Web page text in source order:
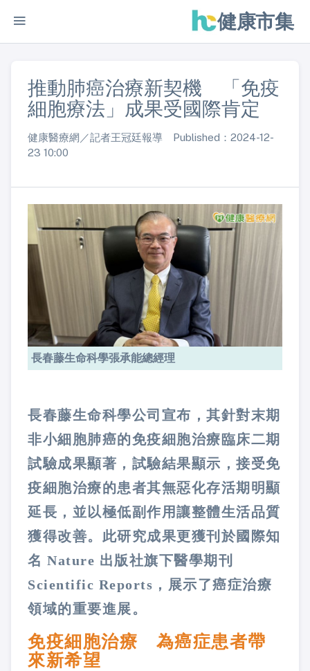
健康市集
推動肺癌治療新契機 「免疫
細胞療法」成果受國際肯定
健康醫療網／記者王冠廷報導 Published：2024-12-
23 10:00
長春藤生命科學張承能總經理
長春藤生命科學公司宣布，其針對末期
非小細胞肺癌的免疫細胞治療臨床二期
試驗成果顯著，試驗結果顯示，接受免
疫細胞治療的患者其無惡化存活期明顯
延長，並以極低副作用讓整體生活品質
獲得改善。此研究成果更獲刊於國際知
名 Nature 出版社旗下醫學期刊
Scientific Reports，展示了癌症治療
領域的重要進展。
免疫細胞治療 為癌症患者帶
來新希望